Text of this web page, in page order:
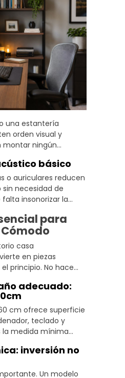
una estantería
orden visual y
montar ningún
que proyectas en
básico
o auriculares reducen
necesidad de
insonorizar la
para que las
con claridad.
para
casa
en piezas
principio. No hace
silla e iluminación.
adecuado:
cm ofrece superficie
teclado y
la medida mínima
cosa tiene su sitio
inversión no
Un modelo